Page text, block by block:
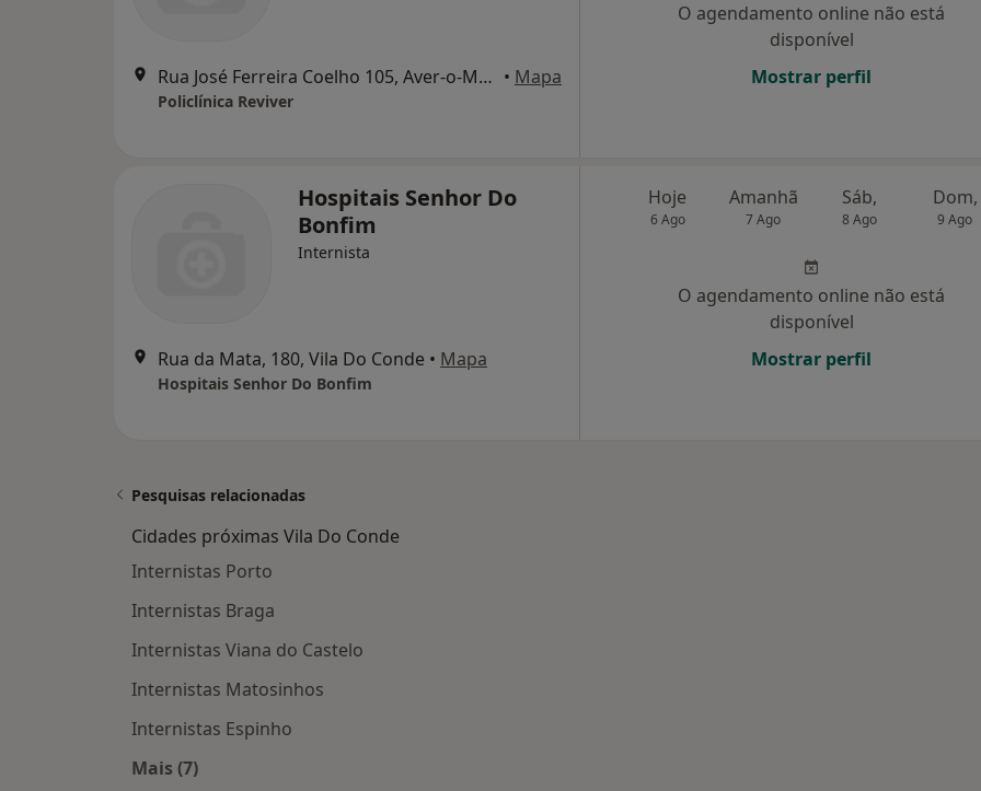
Rua José Ferreira Coelho 105, Aver-o-Mar, Póvoa de Varzim • Mapa
Policlínica Reviver
O agendamento online não está
disponível
Mostrar perfil
Hospitais Senhor Do
Bonfim
Internista
Rua da Mata, 180, Vila Do Conde • Mapa
Hospitais Senhor Do Bonfim
Hoje
6 Ago
Amanhã
7 Ago
Sáb,
8 Ago
Dom,
9 Ago
O agendamento online não está
disponível
Mostrar perfil
Pesquisas relacionadas
Cidades próximas Vila Do Conde
Internistas Porto
Internistas Braga
Internistas Viana do Castelo
Internistas Matosinhos
Internistas Espinho
Mais (7)